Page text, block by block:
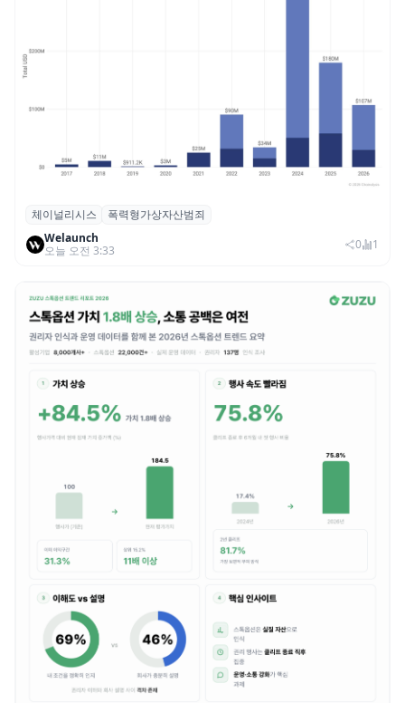
체이널리시스 “가상자산 보유자 대상 폭력
범죄 증가…상반기 탈취액 3000만 달러 돌파
체이널리시스
폭력형가상자산범죄
Welaunch
오늘 오전 3:33
0 1